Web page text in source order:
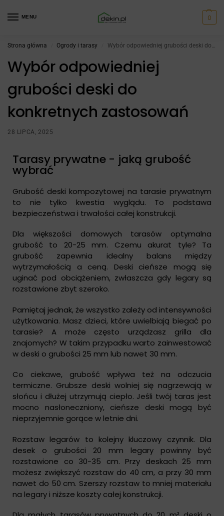
MENU 0
Strona główna Ogrody i tarasy Wybór odpowiedniej grubości deski do konkretnych zastosowań
Wybór odpowiedniej
grubości deski do
konkretnych zastosowań
28 LIPCA, 2025
Tarasy prywatne - jaką grubość
wybrać
Grubość deski kompozytowej na tarasie prywatnym
to nie tylko kwestia wyglądu. To podstawa
bezpieczeństwa i trwałości całej konstrukcji.
Dla większości domowych tarasów optymalna
grubość to 20-25 mm. Czemu akurat tyle? Ta
grubość zapewnia idealny balans między
wytrzymałością a ceną. Deski cieńsze mogą się
uginać pod obciążeniem, zwłaszcza gdy legary są
rozstawione zbyt szeroko.
Pamiętaj jednak, że wszystko zależy od intensywności
użytkowania. Masz dzieci, które uwielbiają biegać po
tarasie? A może często urządzasz grilla dla
znajomych? W takim przypadku warto zainwestować
w deski o grubości 25 mm lub nawet 30 mm.
Co ciekawe, grubość wpływa też na odczucia
termiczne. Grubsze deski wolniej się nagrzewają w
słońcu i dłużej utrzymują ciepło. Jeśli twój taras jest
mocno nasłoneczniony, cieńsze deski mogą być
nieprzyjemnie gorące w letnie dni.
Rozstaw legarów to kolejny kluczowy czynnik. Dla
desek o grubości 20 mm legary powinny być
rozstawione co 30-35 cm. Przy deskach 25 mm
możesz zwiększyć rozstaw do 40 cm, a przy 30 mm
nawet do 50 cm. Szerszy rozstaw to mniej materiału
na legary i niższe koszty całej konstrukcji.